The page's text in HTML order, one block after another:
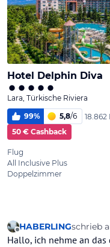
Offline
HABERLINGschrieb
zuletzt
Hallo, ich nehme an